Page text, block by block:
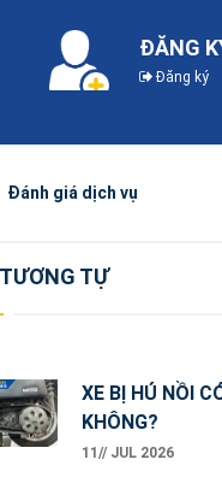
ĐĂNG
Đăng ký
Đánh giá dịch vụ
TỰ
XE BỊ HÚ NỒI
KHÔNG?
11// JUL 2026